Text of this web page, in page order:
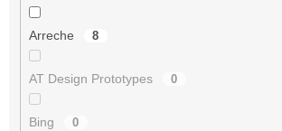
Arreche 8
AT Design Prototypes 0
Bing 0